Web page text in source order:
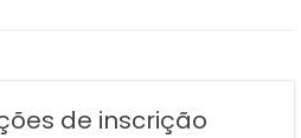
de inscrição